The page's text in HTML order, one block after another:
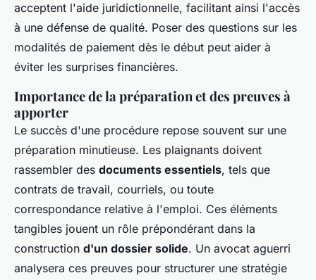
acceptent l'aide juridictionnelle, facilitant ainsi l'accès
à une défense de qualité. Poser des questions sur les
modalités de paiement dès le début peut aider à
éviter les surprises financières.
Importance de la préparation et des preuves à
apporter
Le succès d'une procédure repose souvent sur une
préparation minutieuse. Les plaignants doivent
rassembler des documents essentiels, tels que
contrats de travail, courriels, ou toute
correspondance relative à l'emploi. Ces éléments
tangibles jouent un rôle prépondérant dans la
construction d'un dossier solide. Un avocat aguerri
analysera ces preuves pour structurer une stratégie